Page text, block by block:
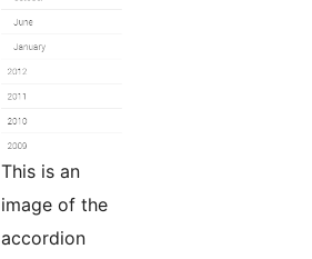
This is an
image of the
accordion